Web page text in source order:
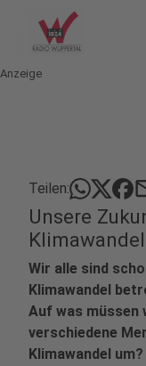
Anzeige
Teilen:
Unsere
Wir alle sind
Klimawandel
Auf was müssen
verschiedene
Klimawandel